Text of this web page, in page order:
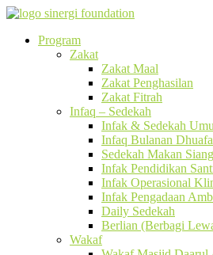
Program
Zakat
Zakat Maal
Zakat Penghasilan
Zakat Fitrah
Infaq – Sedekah
Infak & Sedekah
Infaq Bulanan Dhuafa
Sedekah Makan
Infak Pendidikan
Infak Operasional
Infak Pengadaan
Daily Sedekah
Berlian (Berbagi
Wakaf